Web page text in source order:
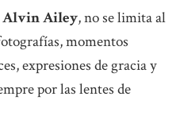
Alvin Ailey, no se limita al
momentos
expresiones de gracia y
por las lentes de